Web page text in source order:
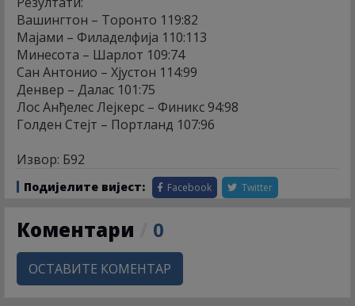
Вашингтон – Торонто 119:82
Мајами – Филаделфија 110:113
Минесота – Шарлот 109:74
Сан Антонио – Хјустон 114:99
Денвер – Далас 101:75
Лос Анђелес Лејкерс – Финикс 94:98
Голден Стејт – Портланд 107:96
Извор: Б92
Подијелите вијест: Facebook Twitter
Коментари 0
ОСТАВИТЕ КОМЕНТАР